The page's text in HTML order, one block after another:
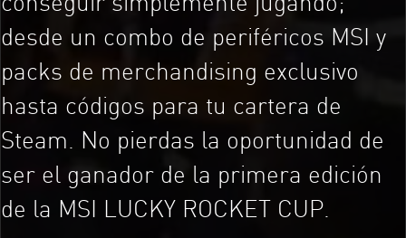
desde un combo de periféricos MSI y
packs de merchandising exclusivo
hasta códigos para tu cartera de
Steam. No pierdas la oportunidad de
ser el ganador de la primera edición
de la MSI LUCKY ROCKET CUP.